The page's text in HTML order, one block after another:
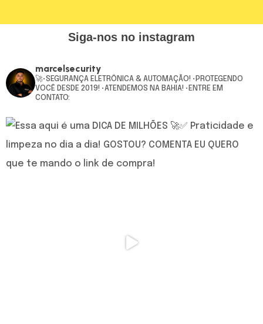
Siga-nos no instagram
marcelsecurity
🚀•SEGURANÇA ELETRÔNICA & AUTOMAÇÃO! •PROTEGENDO
VOCÊ DESDE 2019! •ATENDEMOS NA BAHIA! •ENTRE EM
CONTATO: